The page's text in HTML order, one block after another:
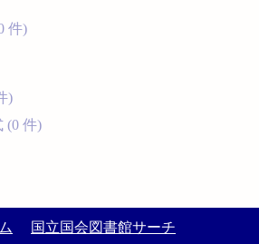
件)
)
(0 件)
国立国会図書館サーチ